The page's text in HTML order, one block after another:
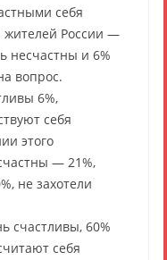
себя
жителей России —
несчастны и 6%
вопрос.
6%,
себя
этого
— 21%,
не захотели
счастливы, 60%
себя